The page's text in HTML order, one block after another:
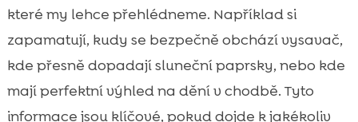
které my lehce přehlédneme. Například si
zapamatují, kudy se bezpečně obchází vysavač,
kde přesně dopadají sluneční paprsky, nebo kde
mají perfektní výhled na dění v chodbě. Tyto
informace jsou klíčové, pokud dojde k jakékoliv